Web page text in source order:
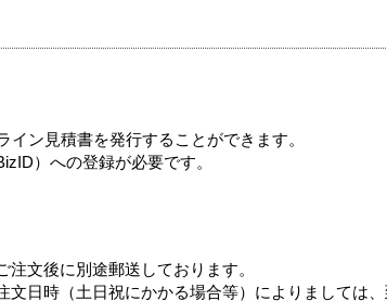
ン見積書を発行することができます。
）への登録が必要です。
文後に別途郵送しております。
日時（土日祝にかかる場合等）によりましては